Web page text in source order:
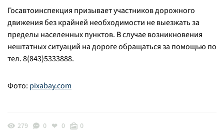
Госавтоинспекция призывает участников дорожного
движения без крайней необходимости не выезжать за
пределы населенных пунктов. В случае возникновения
нештатных ситуаций на дороге обращаться за помощью по
тел. 8(843)5333888.
Фото: pixabay.com
279 0 0 0